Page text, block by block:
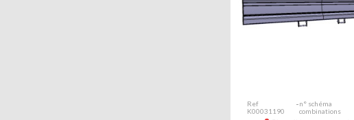
Ref
K00031190
-n° schéma
combinations